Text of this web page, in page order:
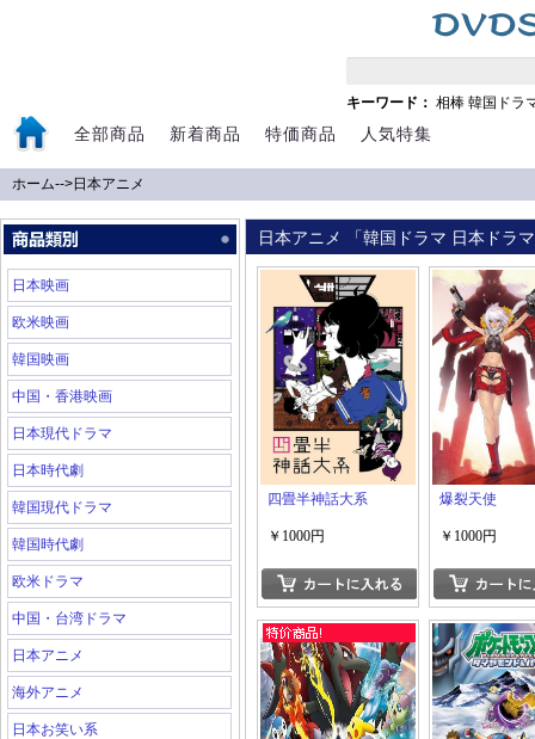
キーワード： 相棒 韓国ドラ
全部商品 新着商品 特価商品 人気特集
ホーム-->日本アニメ
日本映画
欧米映画
韓国映画
中国・香港映画
日本現代ドラマ
日本時代劇
韓国現代ドラマ
韓国時代劇
欧米ドラマ
中国・台湾ドラマ
日本アニメ
海外アニメ
日本お笑い系
日本アニメ 「韓国ドラマ 日本ドラ
四畳半神話大系
￥1000円
爆裂天使
￥1000円